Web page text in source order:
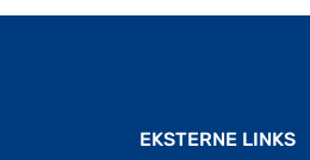
EKSTERNE LINKS